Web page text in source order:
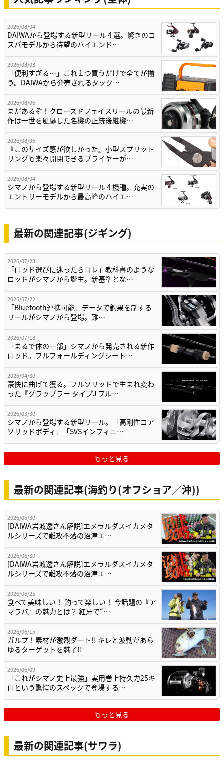
2026/08/04
DAIWAから登場する新型リール４選。驚きのコ
スパモデルから待望のハイエンド…
2026/08/03
「便利すぎる…」これ１つ買うだけで全てが揃
う。DAIWAから発売されるタック…
2026/08/06
まだあるぞ！クローズドフェイスリールの最新
作は一世を風靡した名機の正統後継機…
2026/08/06
『このサイズ感が欲しかった』小型スプリット
リングも楽々開閉できるプライヤーが…
2026/08/04
シマノから登場する新型リール４機種。充実の
エントリーモデルから最高峰のハイエ…
最新の関連記事(ジギング)
2026/07/23
「ロッド選びに迷ったらコレ」教科書のような
ロッドがシマノから誕生。新基準とな…
2026/07/22
「Bluetooth連携可能」データで釣果を制する
リールがシマノから登場。難…
2026/07/18
「まるで体の一部」シマノから発売される新作
ロッド。フルフォールディングシート…
2026/04/30
豪快に曲げて獲る。フルソリッドで生まれ変わ
った『グラップラー タイプJ フル…
2026/03/30
シマノから登場する新型リール。「高剛性コア
ソリッドボディ」「SVSインフィニ…
もっと見る
最新の関連記事(海釣り(オフショア／沖))
2026/06/30
[DAIWA岩城透さん解説]エメラルダスイカメタ
ルシリーズで難攻不落の沼津エ…
2026/06/30
[DAIWA岩城透さん解説]エメラルダスイカメタ
ルシリーズで難攻不落の沼津エ…
2026/06/25
食べて美味しい！ 釣って楽しい！ 今話題の『ア
マラバ』の魅力とは？ 紅牙で“…
2026/06/15
ガルプ！素材が激烈ダート!! キレと波動があら
ゆるターゲットを魅了!!
2026/06/09
「これがシマノ史上最強」実用巻上持久力25キ
ロという驚愕のスペックで登場する…
もっと見る
最新の関連記事(サワラ)